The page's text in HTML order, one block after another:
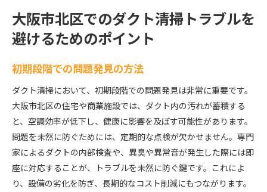
大阪市北区でのダクト清掃トラブルを
避けるためのポイント
初期段階での問題発見の方法
ダクト清掃において、初期段階での問題発見は非常に重要です。
大阪市北区の住宅や商業施設では、ダクト内の汚れが蓄積する
と、空調効率が低下し、健康に影響を及ぼす可能性があります。
問題を未然に防ぐためには、定期的な点検が欠かせません。専門
家によるダクトの内部検査や、異臭や異常音が発生した際には即
座に対応することが、トラブルを未然に防ぐ鍵です。これによ
り、設備の劣化を防ぎ、長期的なコスト削減にもつながります。